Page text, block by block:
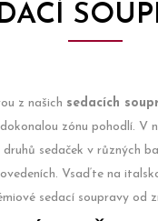
z našich sedacích
zónu pohodlí. V
druhů sedaček v různých
Vsaďte na
sedací soupravy od